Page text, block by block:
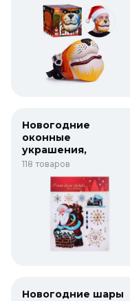
Новогодние
оконные
украшения,
наклейки, плакаты
118 товаров
Новогодние шары